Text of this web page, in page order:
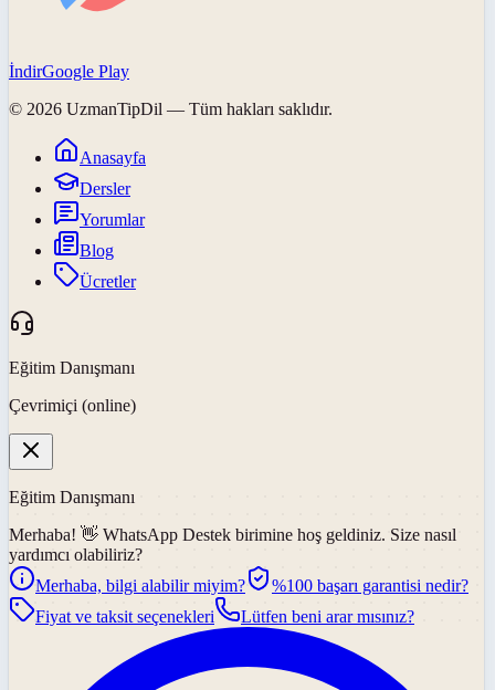
İndirGoogle Play
© 2026 UzmanTipDil — Tüm hakları saklıdır.
Anasayfa
Dersler
Yorumlar
Blog
Ücretler
Eğitim Danışmanı
Çevrimiçi (online)
Eğitim Danışmanı
Merhaba! 👋 WhatsApp Destek birimine hoş geldiniz. Size nasıl
yardımcı olabiliriz?
Merhaba, bilgi alabilir miyim?
%100 başarı garantisi nedir?
Fiyat ve taksit seçenekleri
Lütfen beni arar mısınız?